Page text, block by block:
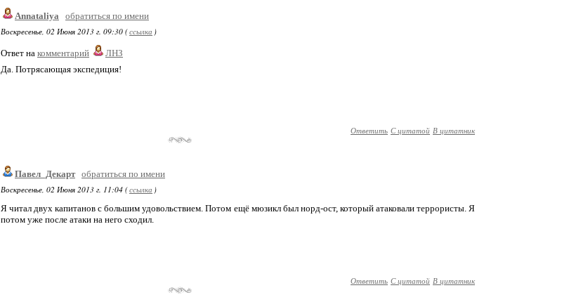
Annataliya
обратиться по имени
Воскресенье, 02 Июня 2013 г. 09:30 (ссылка )
Ответ на комментарий
ЛНЗ
Да. Потрясающая экспедиция!
Ответить С цитатой В цитатник
Павел_Декарт обратиться по имени
Воскресенье, 02 Июня 2013 г. 11:04 (ссылка )
Я читал двух капитанов с большим удовольствием. Потом ещё мюзикл был норд-ост, который атаковали террористы. Я
потом уже после атаки на него сходил.
Ответить С цитатой В цитатник